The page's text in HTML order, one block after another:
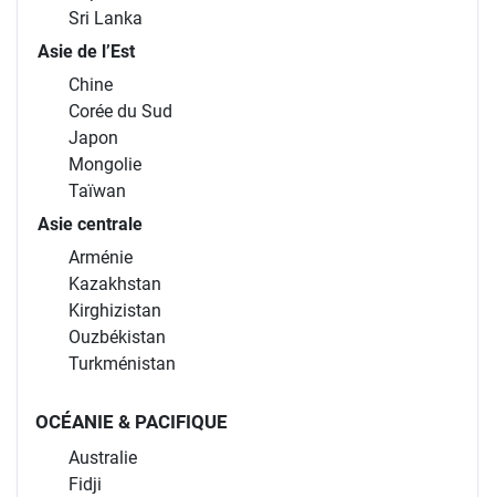
Sri Lanka
Asie de l’Est
Chine
Corée du Sud
Japon
Mongolie
Taïwan
Asie centrale
Arménie
Kazakhstan
Kirghizistan
Ouzbékistan
Turkménistan
OCÉANIE & PACIFIQUE
Australie
Fidji